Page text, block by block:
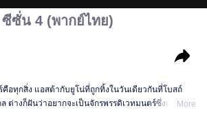
ซีซั่น 4 (พากย์ไทย)
อทุกสิ่ง แอสต้ากับยูโน่ที่ถูกทิ้งในวันเดียวกันที่โบสถ์
ต่างก็ฝันว่าอยากจะเป็นจักรพรรดิเวทมนตร์ซึ่งเป็นจุด
More